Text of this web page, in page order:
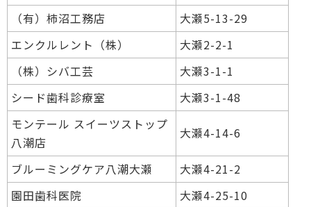
（有）柿沼工務店
大瀬5-13-29
エンクルレント（株）
大瀬2-2-1
（株）シバ工芸
大瀬3-1-1
シード歯科診療室
大瀬3-1-48
モンテール スイーツストップ
八潮店
大瀬4-14-6
ブルーミングケア八潮大瀬
大瀬4-21-2
園田歯科医院
大瀬4-25-10